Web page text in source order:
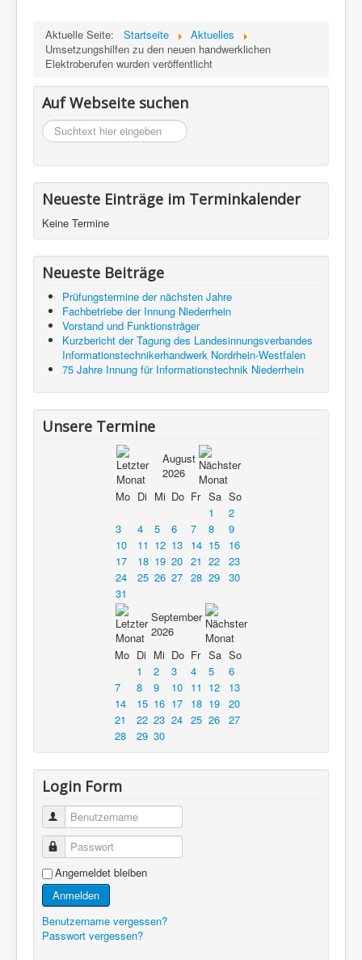
Aktuelle Seite: Startseite
Aktuelles
Umsetzungshilfen zu den neuen handwerklichen
Elektroberufen wurden veröffentlicht
Auf Webseite suchen
suchen
Neueste Einträge im Terminkalender
Keine Termine
Neueste Beiträge
Prüfungstermine der nächsten Jahre
Fachbetriebe der Innung Niederrhein
Vorstand und Funktionsträger
Kurzbericht der Tagung des Landesinnungsverbandes
Informationstechnikerhandwerk Nordrhein-Westfalen
75 Jahre Innung für Informationstechnik Niederrhein
Unsere Termine
August
2026
Mo Di Mi Do Fr Sa So
1
2
3
4 5 6 7 8
9
10
11 12 13 14 15
16
17
18 19 20 21 22
23
24
25 26 27 28 29
30
31
September
2026
Mo Di Mi Do Fr Sa So
1
2 3 4 5
6
7
8 9 10 11 12
13
14
15 16 17 18 19
20
21
22 23 24 25 26
27
28
29 30
Login Form
Benutzername
Passwort
Angemeldet bleiben
Anmelden
Benutzername vergessen?
Passwort vergessen?